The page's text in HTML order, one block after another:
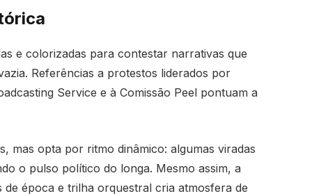
e colorizadas para contestar narrativas que
Referências a protestos liderados por
Service e à Comissão Peel pontuam a
mas opta por ritmo dinâmico: algumas viradas
o pulso político do longa. Mesmo assim, a
época e trilha orquestral cria atmosfera de